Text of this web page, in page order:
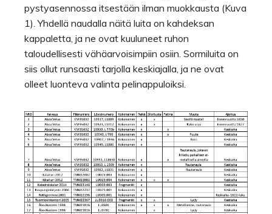
pystyasennossa itsestään ilman muokkausta (Kuva
1). Yhdellä naudalla näitä luita on kahdeksan
kappaletta, ja ne ovat kuuluneet ruhon
taloudellisesti vähäarvoisimpiin osiin. Sormiluita on
siis ollut runsaasti tarjolla keskiajalla, ja ne ovat
olleet luonteva valinta pelinappuloiksi.